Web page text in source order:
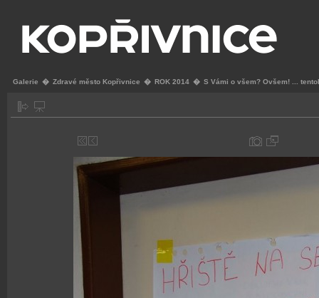
Galerie � Zdravé město Kopřivnice � ROK 2014 � S Vámi o všem? Ovšem! ...